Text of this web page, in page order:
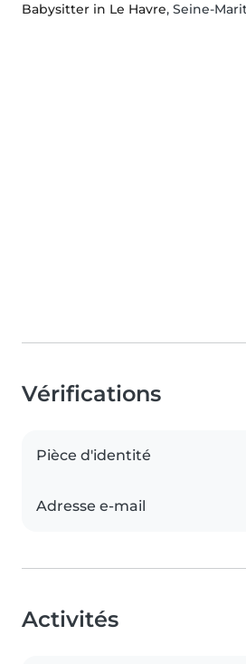
Babysitter in Le Havre, Seine-
Vérifications
Pièce d'identité
Adresse e-mail
Activités